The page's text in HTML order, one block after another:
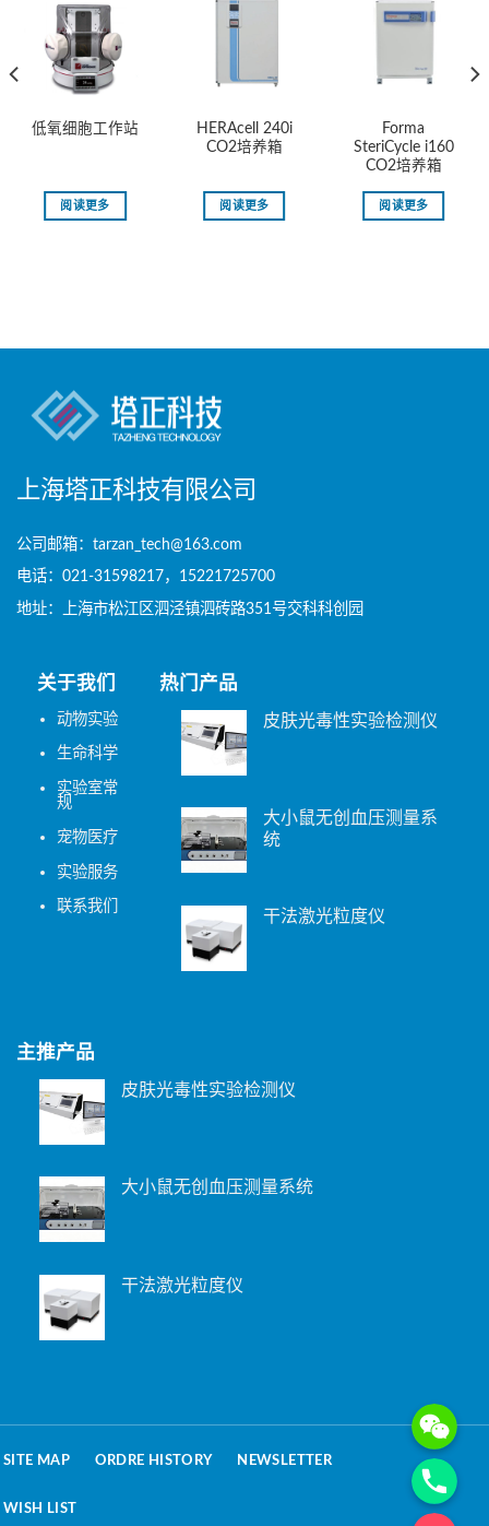
低氧细胞工作站
阅读更多
HERAcell 240i
CO2培养箱
阅读更多
Forma
SteriCycle i160
CO2培养箱
阅读更多
上海塔正科技有限公司
公司邮箱：tarzan_tech@163.com
电话：021-31598217，15221725700
地址：上海市松江区泗泾镇泗砖路351号交科科创园
关于我们
动物实验
生命科学
实验室常
规
宠物医疗
实验服务
联系我们
热门产品
皮肤光毒性实验检测仪
大小鼠无创血压测量系
统
干法激光粒度仪
主推产品
皮肤光毒性实验检测仪
大小鼠无创血压测量系统
干法激光粒度仪
SITE MAP ORDRE HISTORY NEWSLETTER
WISH LIST
WeChat:
Phone
电子邮箱地址